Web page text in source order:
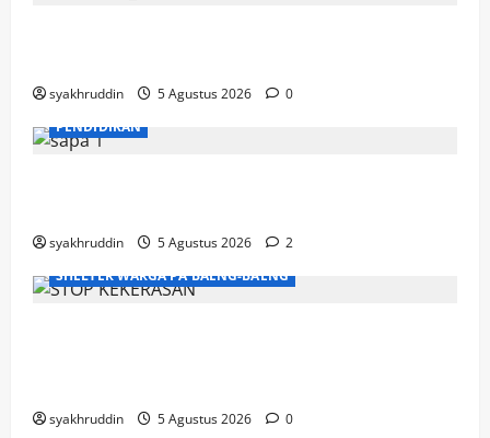
syakhruddin 5 Agustus 2026
0
PENDIDIKAN
syakhruddin 5 Agustus 2026
2
SHELTER WARGA PA'BAENG-BAENG
syakhruddin 5 Agustus 2026 0